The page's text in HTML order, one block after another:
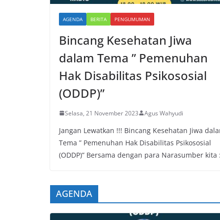
AGENDA BERITA PENGUMUMAN
Bincang Kesehatan Jiwa
dalam Tema ” Pemenuhan
Hak Disabilitas Psikososial
(ODDP)”
Selasa, 21 November 2023 Agus Wahyudi
Jangan Lewatkan !!! Bincang Kesehatan Jiwa
Tema ” Pemenuhan Hak Disabilitas Psikososial
(ODDP)” Bersama dengan para Narasumber kita
AGENDA